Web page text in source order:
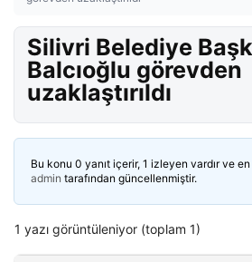
Silivri Belediye
Balcıoğlu görevden
uzaklaştırıldı
Bu konu 0 yanıt içerir, 1 izleyen vardır ve en
admin tarafından güncellenmiştir.
1 yazı görüntüleniyor (toplam 1)